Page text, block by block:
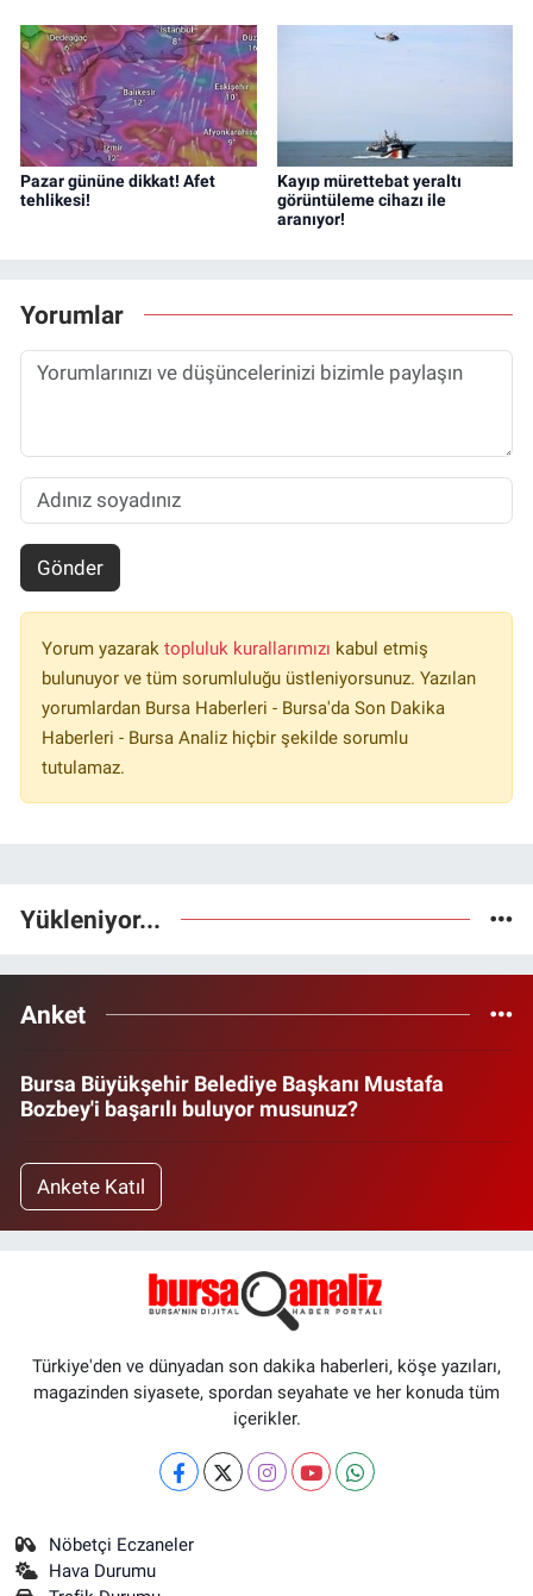
Pazar gününe dikkat! Afet
tehlikesi!
Kayıp mürettebat yeraltı
görüntüleme cihazı ile
aranıyor!
Yorumlar
Gönder
Yorum yazarak topluluk kurallarımızı kabul etmiş
bulunuyor ve tüm sorumluluğu üstleniyorsunuz. Yazılan
yorumlardan Bursa Haberleri - Bursa'da Son Dakika
Haberleri - Bursa Analiz hiçbir şekilde sorumlu
tutulamaz.
Yükleniyor...
Anket
Bursa Büyükşehir Belediye Başkanı Mustafa
Bozbey'i başarılı buluyor musunuz?
Ankete Katıl
Türkiye'den ve dünyadan son dakika haberleri, köşe yazıları,
magazinden siyasete, spordan seyahate ve her konuda tüm
içerikler.
Nöbetçi Eczaneler
Hava Durumu